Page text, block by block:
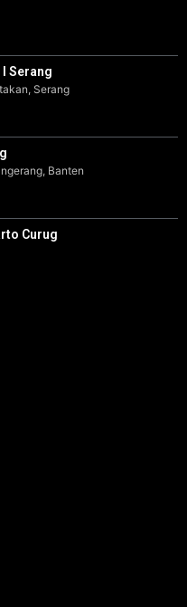
Serang
Serang
Banten
Curug